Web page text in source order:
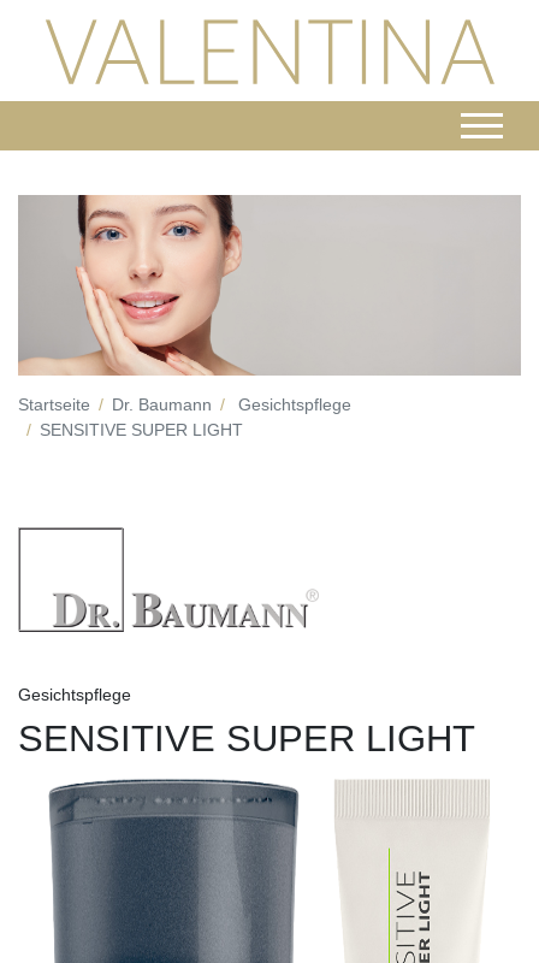
Startseite Dr. Baumann
Gesichtspflege
SENSITIVE SUPER LIGHT
Gesichtspflege
SENSITIVE SUPER LIGHT